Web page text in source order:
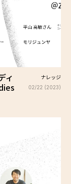
ィ
ナレッジ
02/22 (2023)